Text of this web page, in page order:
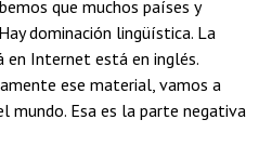
que muchos países y
dominación lingüística. La
Internet está en inglés.
ese material, vamos a
mundo. Esa es la parte negativa